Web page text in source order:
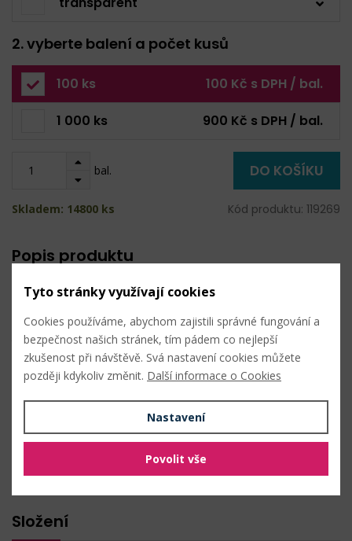
2. vyberte balení a počet kusů
100 ks 100 Kč s DPH / bal.
1 000 ks 900 Kč s DPH / bal.
bal. DO KOŠÍKU
Skladem: 14800 ks Kód produktu: 119269
Popis produktu
Bublinkové sáčky využijete na křehké věci. Ochrání je před
mechanickým poškozením, prachem, poškrábáním apod. Na
jedné straně mají lepicí lištu, díky které sáčky snadno zalepíte i
rozlepíte.
PŘIDAT DO OBLÍBENÝCH
Složení
Tyto stránky využívají cookies
Cookies používáme, abychom zajistili správné fungování a
bezpečnost našich stránek, tím pádem co nejlepší
zkušenost při návštěvě. Svá nastavení cookies můžete
později kdykoliv změnit. Další informace o Cookies
Nastavení
Povolit vše